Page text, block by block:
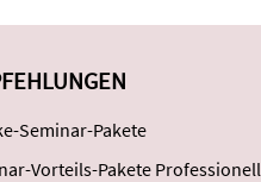
Seminar-Pakete
Vorteils-Pakete Professionell